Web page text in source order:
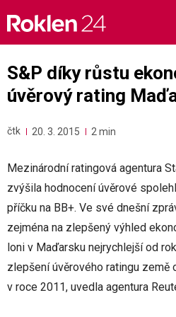
content
S&P díky růstu
úvěrový rating
čtk 20. 3. 2015 2 min
Mezinárodní ratingová agentura
zvýšila hodnocení úvěrové
příčku na BB+. Ve své dnešní
zejména na zlepšený výhled
loni v Maďarsku nejrychlejší od
zlepšení úvěrového ratingu země
v roce 2011, uvedla agentura